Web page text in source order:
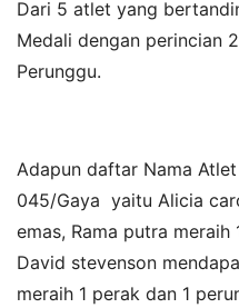
Dari 5 atlet yang
Medali dengan perincian
Perunggu.
Adapun daftar Nama
045/Gaya yaitu Alicia
emas, Rama putra meraih
David stevenson
meraih 1 perak dan 1